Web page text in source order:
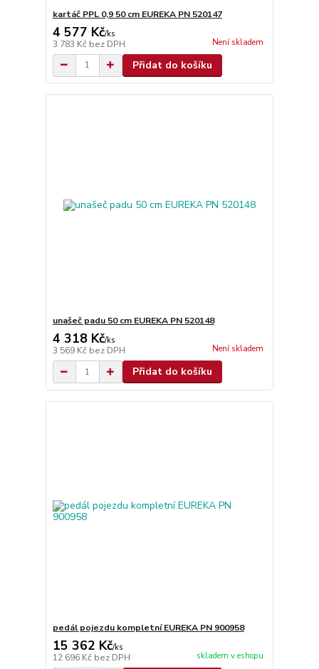
kartáč PPL 0,9 50 cm EUREKA PN 520147
4 577 Kč/ks
3 783 Kč bez DPH Není skladem
Přidat do košíku
unašeč padu 50 cm EUREKA PN 520148
4 318 Kč/ks
3 569 Kč bez DPH Není skladem
Přidat do košíku
pedál pojezdu kompletní EUREKA PN 900958
15 362 Kč/ks
12 696 Kč bez DPH skladem v eshopu